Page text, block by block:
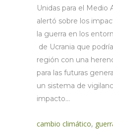
Unidas para el
alertó sobre los
la guerra en los
de Ucrania que
región con una
para las futuras
un sistema de
impacto...
cambio climático,